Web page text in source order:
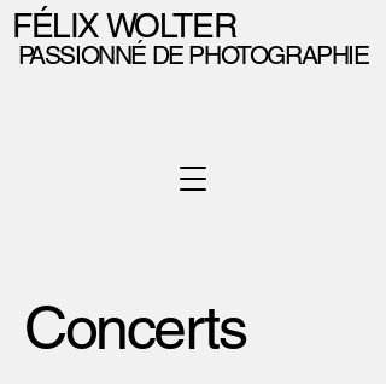
FÉLIX WOLTER
PASSIONNÉ DE PHOTOGRAPHIE
Concerts